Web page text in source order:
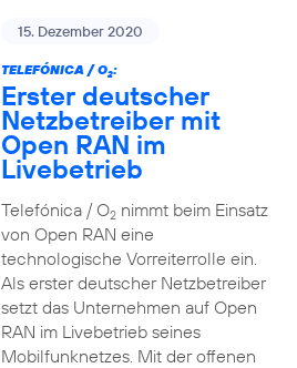
15. Dezember 2020
TELEFÓNICA / O2:
Erster deutscher
Netzbetreiber mit
Open RAN im
Livebetrieb
Telefónica / O2nimmt beim Einsatz
von Open RAN eine
technologische Vorreiterrolle ein.
Als erster deutscher Netzbetreiber
setzt das Unternehmen auf Open
RAN im Livebetrieb seines
Mobilfunknetzes. Mit der offenen